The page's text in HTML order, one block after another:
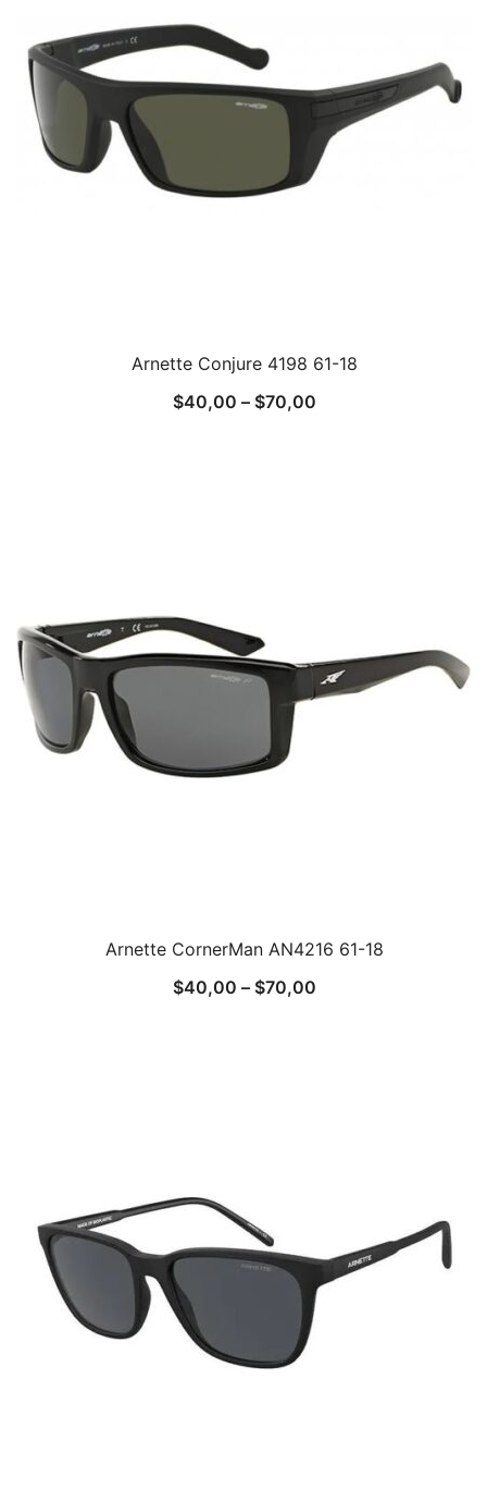
Arnette Conjure 4198 61-18
$40,00 – $70,00
Arnette CornerMan AN4216 61-18
$40,00 – $70,00